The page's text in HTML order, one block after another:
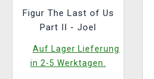
Figur The Last of Us
Part II - Joel
Auf Lager Lieferung
in 2-5 Werktagen.